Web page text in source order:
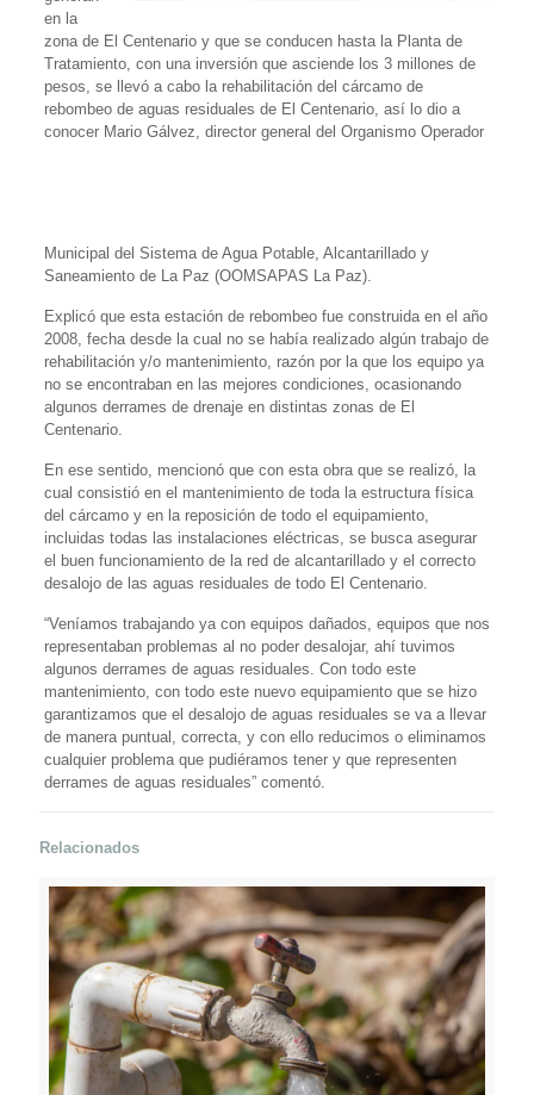
en la
zona de El Centenario y que se conducen hasta la Planta de
Tratamiento, con una inversión que asciende los 3 millones de
pesos, se llevó a cabo la rehabilitación del cárcamo de
rebombeo de aguas residuales de El Centenario, así lo dio a
conocer Mario Gálvez, director general del Organismo Operador
Municipal del Sistema de Agua Potable, Alcantarillado y
Saneamiento de La Paz (OOMSAPAS La Paz).
Explicó que esta estación de rebombeo fue construida en el año
2008, fecha desde la cual no se había realizado algún trabajo de
rehabilitación y/o mantenimiento, razón por la que los equipo ya
no se encontraban en las mejores condiciones, ocasionando
algunos derrames de drenaje en distintas zonas de El
Centenario.
En ese sentido, mencionó que con esta obra que se realizó, la
cual consistió en el mantenimiento de toda la estructura física
del cárcamo y en la reposición de todo el equipamiento,
incluidas todas las instalaciones eléctricas, se busca asegurar
el buen funcionamiento de la red de alcantarillado y el correcto
desalojo de las aguas residuales de todo El Centenario.
“Veníamos trabajando ya con equipos dañados, equipos que nos
representaban problemas al no poder desalojar, ahí tuvimos
algunos derrames de aguas residuales. Con todo este
mantenimiento, con todo este nuevo equipamiento que se hizo
garantizamos que el desalojo de aguas residuales se va a llevar
de manera puntual, correcta, y con ello reducimos o eliminamos
cualquier problema que pudiéramos tener y que representen
derrames de aguas residuales” comentó.
Relacionados